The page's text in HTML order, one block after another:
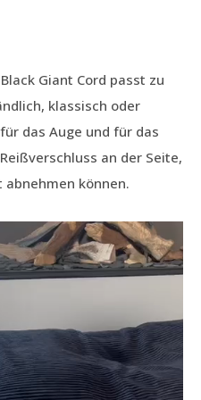
Giant Cord passt zu
klassisch oder
das Auge und für das
an der Seite,
abnehmen können.